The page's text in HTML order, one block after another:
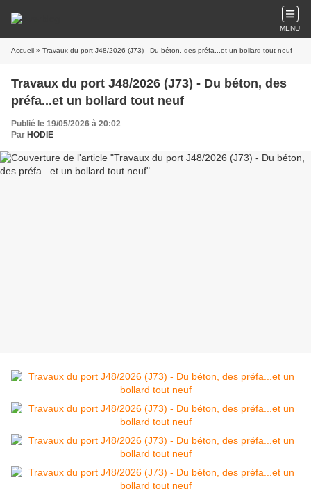
MENU
Accueil » Travaux du port J48/2026 (J73) - Du béton, des préfa...et un bollard tout neuf
Travaux du port J48/2026 (J73) - Du béton, des
préfa...et un bollard tout neuf
Publié le 19/05/2026 à 20:02
Par HODIE